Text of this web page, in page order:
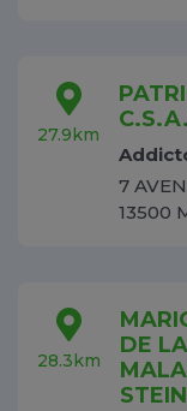
27.9km
7
13500
28.3km
DE
STEIN